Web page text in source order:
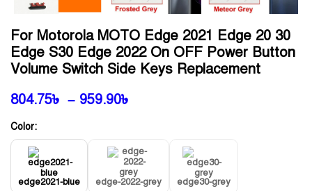
For Motorola MOTO Edge 2021 Edge 20 30
Edge S30 Edge 2022 On OFF Power Button
Volume Switch Side Keys Replacement
804.75৳ – 959.90৳
Color:
edge2021-blue edge-2022-grey edge30-grey